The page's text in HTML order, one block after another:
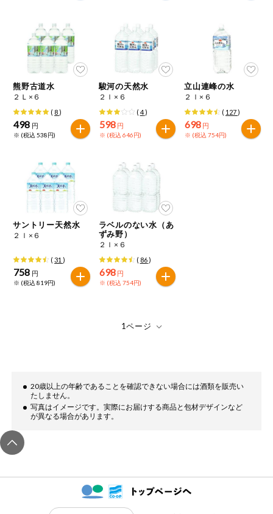
熊野古道水
２Ｌ×６
( 8)
498 円
※ (税込 538円)
駿河の天然水
２ｌ×６
( 4)
598 円
※ (税込 646円)
立山連峰の水
２ｌ×６
( 127)
698 円
※ (税込 754円)
サントリー天然水
２ｌ×６
(31 )
758 円
※ (税込 819円)
ラベルのない水（あ
ずみ野）
２ｌ×６
( 86)
698 円
※ (税込 754円)
20歳以上の年齢であることを確認できない場合には酒類を販売い
たしません。
写真はイメージです。実際にお届けする商品と包材デザインなど
が異なる場合があリます。